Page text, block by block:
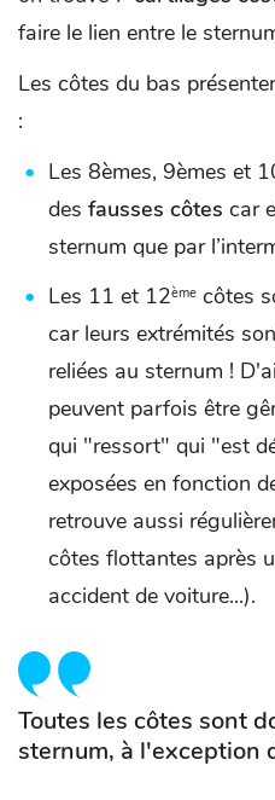
faire le lien entre le
Les côtes du bas
:
Les 8èmes, 9èmes et
des fausses côtes car
sternum que par
Les 11 et 12ème côtes
car leurs extrémités
reliées au sternum !
peuvent parfois être
qui "ressort" qui "est
exposées en fonction
retrouve aussi
côtes flottantes après
accident de voiture...).
Toutes les côtes sont
sternum, à l'exception